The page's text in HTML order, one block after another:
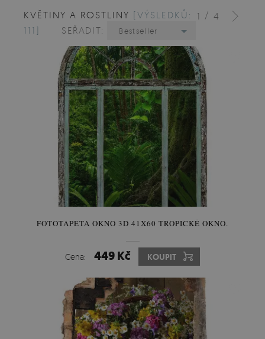
1 / 4
KVĚTINY A ROSTLINY [VÝSLEDKŮ:
111]
SEŘADIT: Bestseller
FOTOTAPETA OKNO 3D 41X60 TROPICKÉ OKNO.
Cena: 449 Kč KOUPIT